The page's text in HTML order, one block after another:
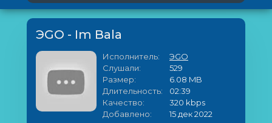
ЭGO - Im Bala
Исполнитель:
ЭGO
Слушали:
529
Размер:
6.08 MB
Длительность:
02:39
Качество:
320 kbps
Добавлено:
15 дек 2022